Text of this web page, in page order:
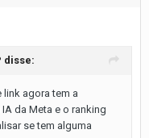
disse:
link agora tem a
da Meta e o ranking
se tem alguma